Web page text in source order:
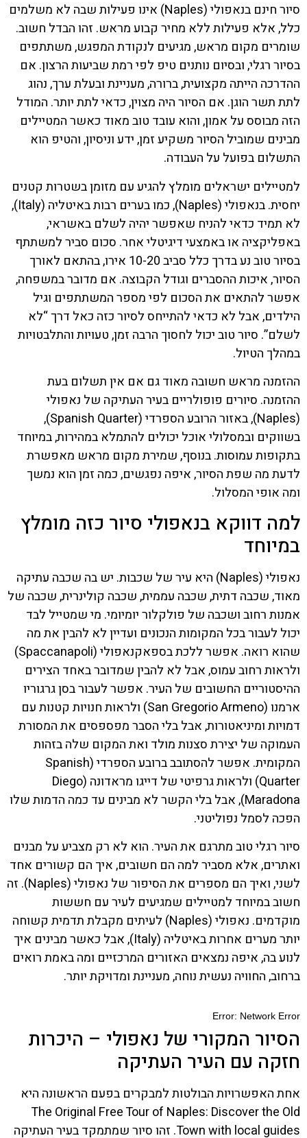
סיור חינם בנאפולי (Naples) אינו פעילות שבה לא משלמים
כלל, אלא פעילות ללא מחיר קבוע מראש. זהו הבדל חשוב.
שומרים מקום מראש, מגיעים לנקודת המפגש, משתתפים
בסיור רגלי, ובסיום נותנים טיפ לפי רמת שביעות הרצון. אם
ההדרכה הייתה מקצועית, ברורה, מעניינת ובעלת ערך, נהוג
לתת תשר הוגן. אם הסיור היה מצוין, כדאי לתת יותר. המודל
הזה מבוסס על אמון, והוא עובד טוב מאוד כאשר המטיילים
מבינים שמוביל הסיור משקיע זמן, ידע וניסיון, והטיפ הוא
התשלום בפועל על העבודה.
למטיילים ישראלים מומלץ להגיע עם מזומן בשטרות קטנים
יחסית. בנאפולי (Naples), כמו בערים רבות באיטליה (Italy),
לא תמיד כדאי להניח שאפשר יהיה לשלם באשראי,
באפליקציה או באמצעי דיגיטלי אחר. סכום סביר למשתתף
בסיור טוב נע בדרך כלל סביב 10-20 אירו, בהתאם לאורך
הסיור, איכות ההסברים וגודל הקבוצה. אם מדובר במשפחה,
אפשר להתאים את הסכום לפי מספר המשתתפים וגיל
הילדים, אבל לא כדאי להתייחס לסיור כזה כאל דרך “לא
לשלם”. סיור טוב יכול לחסוך הרבה זמן, טעויות והתלבטויות
במהלך הטיול.
ההזמנה מראש חשובה מאוד גם אם אין תשלום בעת
ההזמנה. סיורים פופולריים בעיר העתיקה של נאפולי
(Naples), באזור הרובע הספרדי (Spanish Quarter),
בשווקים ובמסלולי אוכל יכולים להתמלא במהירות, במיוחד
בתקופות עמוסות. בנוסף, שמירת מקום מראש מאפשרת
לדעת מה שפת הסיור, איפה נפגשים, כמה זמן הוא נמשך
ומה אופי המסלול.
למה דווקא בנאפולי סיור כזה מומלץ
במיוחד
נאפולי (Naples) היא עיר של שכבות. יש בה שכבה עתיקה
מאוד, שכבה דתית, שכבה עממית, שכבה קולינרית, שכבה של
אמנות רחוב ושכבה של פולקלור יומיומי. מי שמטייל לבד
יכול לעבור בכל המקומות הנכונים ועדיין לא להבין את מה
שהוא רואה. אפשר ללכת בספאקנאפולי (Spaccanapoli)
ולראות רחוב עמוס, אבל לא להבין שמדובר באחד הצירים
ההיסטוריים החשובים של העיר. אפשר לעבור בסן גרגוריו
ארמנו (San Gregorio Armeno) ולראות חנויות קטנות עם
דמויות ומיניאטורות, אבל בלי הסבר מפספסים את המסורת
העמוקה של יצירת סצנות מולד ואת המקום שלה בזהות
המקומית. אפשר להסתובב ברובע הספרדי (Spanish
Quarter) ולראות גרפיטי של דייגו מראדונה (Diego
Maradona), אבל בלי הקשר לא מבינים עד כמה הדמות שלו
הפכה לסמל נפוליטני.
סיור רגלי טוב מתרגם את העיר. הוא לא רק מצביע על מבנים
ואתרים, אלא מסביר למה הם חשובים, איך הם קשורים אחד
לשני, ואיך הם מספרים את הסיפור של נאפולי (Naples). זה
חשוב במיוחד למטיילים שמגיעים לעיר עם חששות
מוקדמים. נאפולי (Naples) לעיתים מקבלת תדמית קשוחה
יותר מערים אחרות באיטליה (Italy), אבל כאשר מבינים איך
לנוע בה, איפה נמצאים האזורים המרכזיים ומה באמת רואים
ברחוב, החוויה נעשית נוחה, מעניינת ומדויקת יותר.
הסיור המקורי של נאפולי – היכרות
חזקה עם העיר העתיקה
אחת האפשרויות הבולטות למבקרים בפעם הראשונה היא
The Original Free Tour of Naples: Discover the Old
Town with local guides. זהו סיור שמתמקד בעיר העתיקה